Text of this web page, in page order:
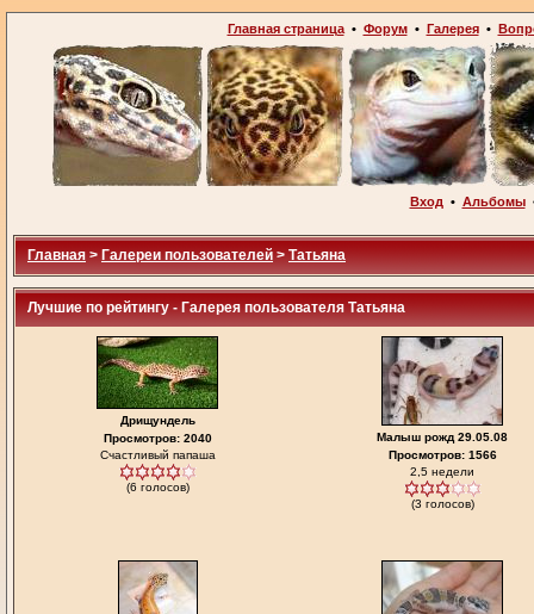
Главная страница• Форум• Галерея•
Вход • Альбомы
Главная > Галереи пользователей > Татьяна
Лучшие по рейтингу - Галерея пользователя Татьяна
Дрищундель
Просмотров: 2040
Счастливый папаша
(6 голосов)
Малыш рожд 29.05.08
Просмотров: 1566
2,5 недели
(3 голосов)